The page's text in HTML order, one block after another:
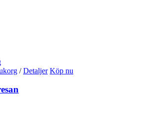
/ Detaljer Köp nu